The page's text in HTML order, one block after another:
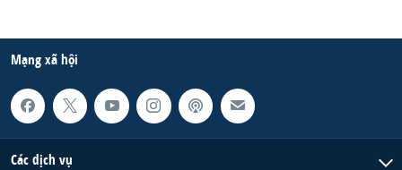
Mạng xã hội
Các dịch vụ